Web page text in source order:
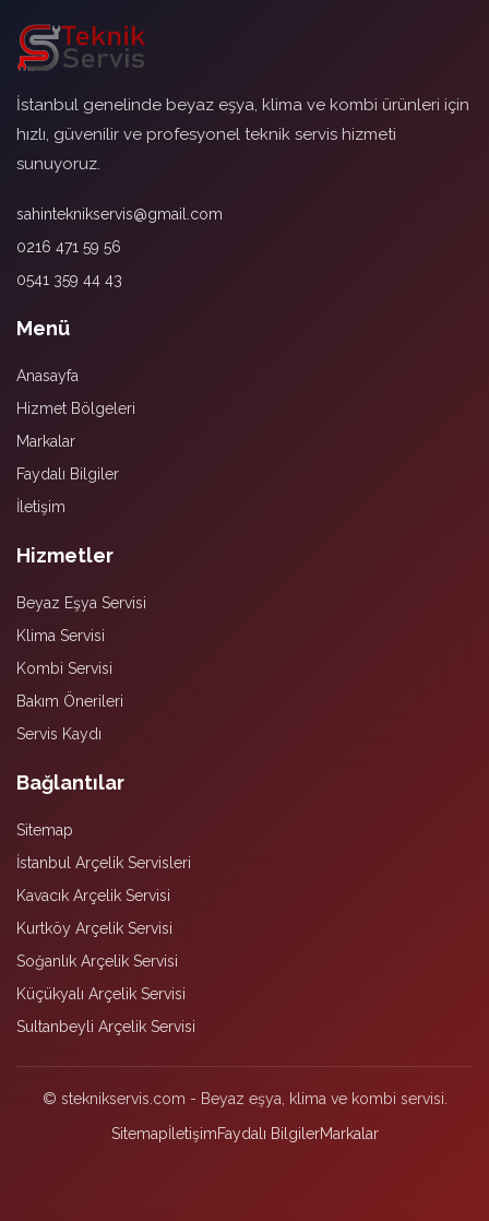
İstanbul genelinde beyaz eşya, klima ve kombi ürünleri için
hızlı, güvenilir ve profesyonel teknik servis hizmeti
sunuyoruz.
sahinteknikservis@gmail.com
0216 471 59 56
0541 359 44 43
Menü
Anasayfa
Hizmet Bölgeleri
Markalar
Faydalı Bilgiler
İletişim
Hizmetler
Beyaz Eşya Servisi
Klima Servisi
Kombi Servisi
Bakım Önerileri
Servis Kaydı
Bağlantılar
Sitemap
İstanbul Arçelik Servisleri
Kavacık Arçelik Servisi
Kurtköy Arçelik Servisi
Soğanlık Arçelik Servisi
Küçükyalı Arçelik Servisi
Sultanbeyli Arçelik Servisi
© steknikservis.com - Beyaz eşya, klima ve kombi servisi.
SitemapİletişimFaydalı BilgilerMarkalar